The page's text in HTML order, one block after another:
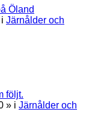
Öland
Järnålder och
följt.
» i Järnålder och